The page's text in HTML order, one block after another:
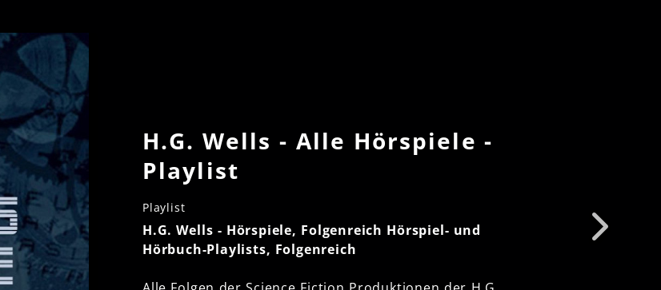
H.G. Wells - Alle Hörspiele -
Playlist
Playlist
H.G. Wells - Hörspiele, Folgenreich Hörspiel- und
Hörbuch-Playlists, Folgenreich